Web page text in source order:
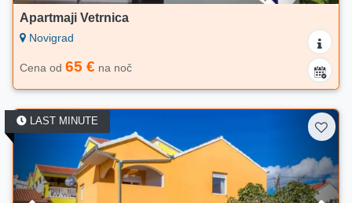
Apartmaji Vetrnica
Novigrad
Cena od 65 € na noč
LAST MINUTE